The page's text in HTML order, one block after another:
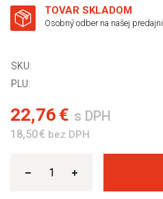
TOVAR SKLADOM
Osobný odber na našej predajni
SKU:
PLU:
22,76 € s DPH
18,50 € bez DPH